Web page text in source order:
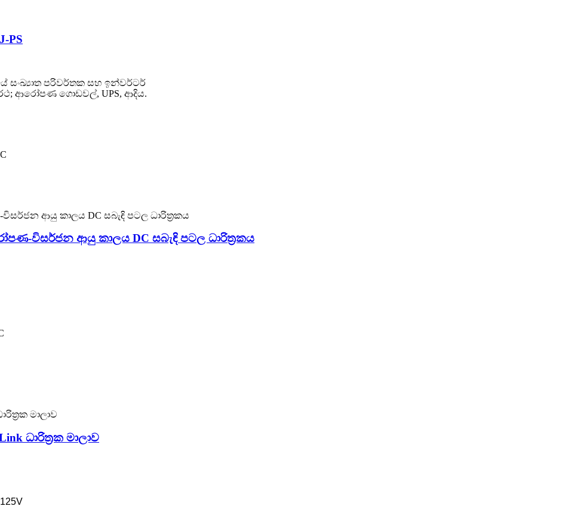
PS
සංඛ්‍යාත පරිවර්තක සහ ඉන්වර්ටර්
ආරෝපණ ගොඩවල්, UPS, ආදිය.
විසර්ජන ආයු කාලය DC සබැඳි පටල ධාරිත්‍රකය
ධාරිත්‍රක මාලාව